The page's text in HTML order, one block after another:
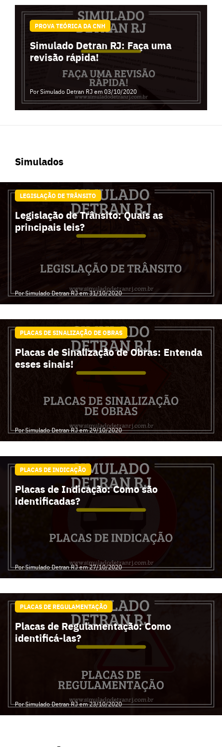
PROVA TEÓRICA DA CNH
Simulado Detran RJ: Faça uma
revisão rápida!
Por Simulado Detran RJ em 03/10/2020
Simulados
LEGISLAÇÃO DE TRÂNSITO
Legislação de Trânsito: Quais as
principais leis?
Por Simulado Detran RJem 31/10/2020
PLACAS DE SINALIZAÇÃO DE OBRAS
Placas de Sinalização de Obras: Entenda
esses sinais!
Por Simulado Detran RJem 29/10/2020
PLACAS DE INDICAÇÃO
Placas de Indicação: Como são
identificadas?
Por Simulado Detran RJem 27/10/2020
PLACAS DE REGULAMENTAÇÃO
Placas de Regulamentação: Como
identificá-las?
Por Simulado Detran RJem 23/10/2020